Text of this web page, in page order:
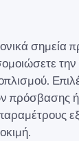
πρόσβασης ή